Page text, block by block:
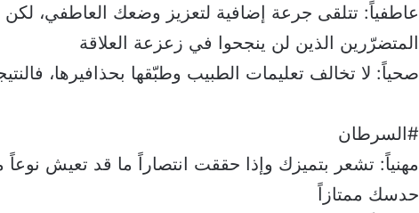
عاطفياً: تتلقى جرعة إضافية لتعزيز وضعك العاطفي،
المتضرّرين الذين لن ينجحوا في زعزعة العلاقة
صحياً: لا تخالف تعليمات الطبيب وطبّقها بحذافيرها،
#السرطان
مهنياً: تشعر بتميزك وإذا حققت انتصاراً ما قد تعيش نوعاً
حدسك ممتازاً